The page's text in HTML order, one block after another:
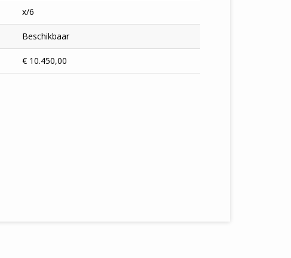
x/6
Beschikbaar
€ 10.450,00